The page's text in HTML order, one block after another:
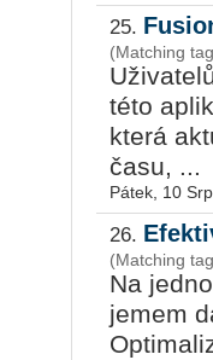
25.
této
která
času, ...
Pátek, 10
26.
(Matching
Na
je­mem